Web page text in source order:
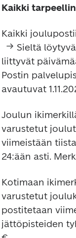
Kaikki
Kaikki
Sieltä
liittyvät
Postin
avautuvat
Joulun
varustetut
viimeistään
24:ään asti.
Kotimaan
varustetut
postitetaan
jättöpisteiden